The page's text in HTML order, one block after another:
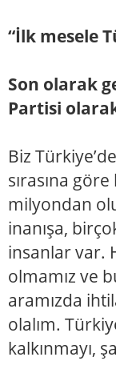
“İlk mesele
Son olarak
Partisi
Biz
sırasına
milyondan
inanışa,
insanlar var.
olmamız ve
aramızda
olalım.
kalkınmayı,